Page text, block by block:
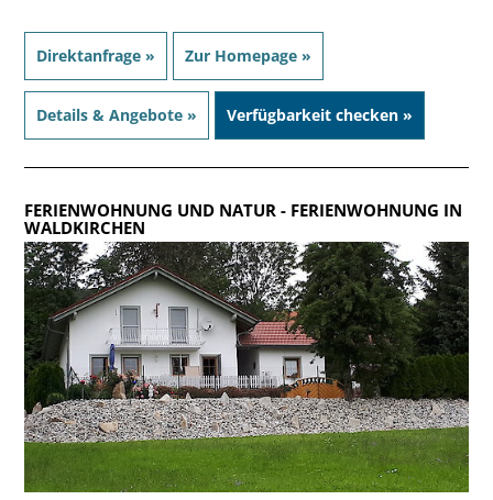
Direktanfrage » Zur Homepage »
Details & Angebote » Verfügbarkeit checken »
FERIENWOHNUNG UND NATUR - FERIENWOHNUNG IN
WALDKIRCHEN